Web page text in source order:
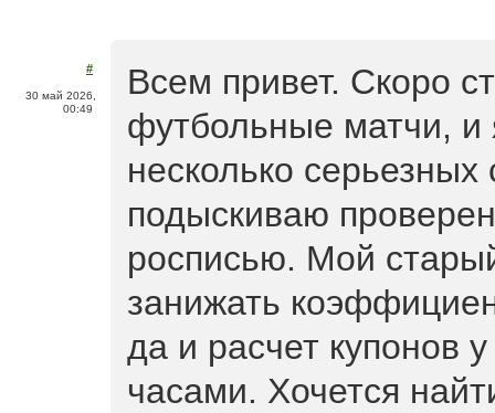
#
30 май 2026,
00:49
Всем привет. Скоро
футбольные матчи, и
несколько серьезных
подыскиваю
росписью. Мой
занижать
да и расчет купонов
часами. Хочется